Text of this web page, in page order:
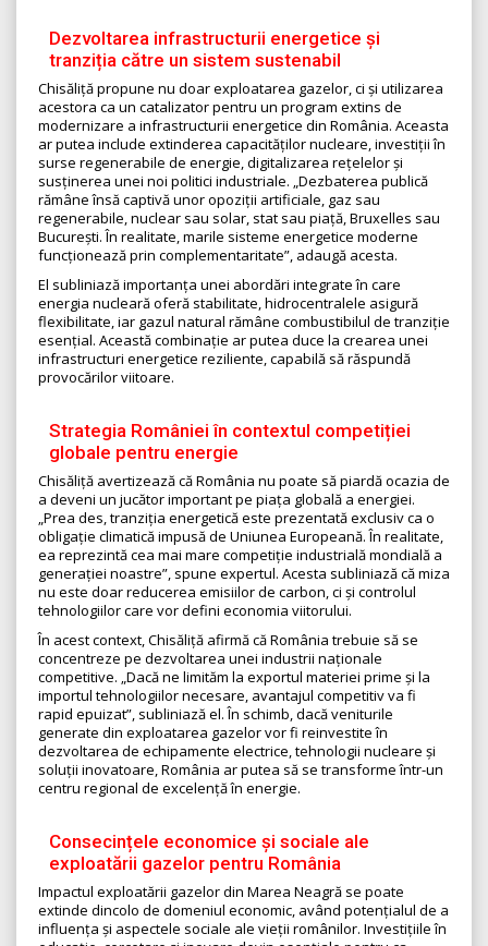
Dezvoltarea infrastructurii energetice și
tranziția către un sistem sustenabil
Chisăliță propune nu doar exploatarea gazelor, ci și utilizarea
acestora ca un catalizator pentru un program extins de
modernizare a infrastructurii energetice din România. Aceasta
ar putea include extinderea capacităților nucleare, investiții în
surse regenerabile de energie, digitalizarea rețelelor și
susținerea unei noi politici industriale. „Dezbaterea publică
rămâne însă captivă unor opoziții artificiale, gaz sau
regenerabile, nuclear sau solar, stat sau piață, Bruxelles sau
București. În realitate, marile sisteme energetice moderne
funcționează prin complementaritate”, adaugă acesta.
El subliniază importanța unei abordări integrate în care
energia nucleară oferă stabilitate, hidrocentralele asigură
flexibilitate, iar gazul natural rămâne combustibilul de tranziție
esențial. Această combinație ar putea duce la crearea unei
infrastructuri energetice reziliente, capabilă să răspundă
provocărilor viitoare.
Strategia României în contextul competiției
globale pentru energie
Chisăliță avertizează că România nu poate să piardă ocazia de
a deveni un jucător important pe piața globală a energiei.
„Prea des, tranziția energetică este prezentată exclusiv ca o
obligație climatică impusă de Uniunea Europeană. În realitate,
ea reprezintă cea mai mare competiție industrială mondială a
generației noastre”, spune expertul. Acesta subliniază că miza
nu este doar reducerea emisiilor de carbon, ci și controlul
tehnologiilor care vor defini economia viitorului.
În acest context, Chisăliță afirmă că România trebuie să se
concentreze pe dezvoltarea unei industrii naționale
competitive. „Dacă ne limităm la exportul materiei prime și la
importul tehnologiilor necesare, avantajul competitiv va fi
rapid epuizat”, subliniază el. În schimb, dacă veniturile
generate din exploatarea gazelor vor fi reinvestite în
dezvoltarea de echipamente electrice, tehnologii nucleare și
soluții inovatoare, România ar putea să se transforme într-un
centru regional de excelență în energie.
Consecințele economice și sociale ale
exploatării gazelor pentru România
Impactul exploatării gazelor din Marea Neagră se poate
extinde dincolo de domeniul economic, având potențialul de a
influența și aspectele sociale ale vieții românilor. Investițiile în